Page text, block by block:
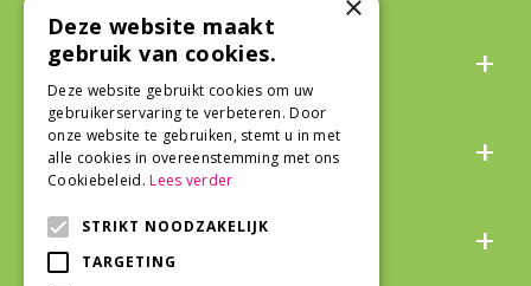
Algemeen
Over ons
Snel naar
Deze website maakt
gebruik van cookies.
Deze website gebruikt cookies om uw
gebruikerservaring te verbeteren. Door
onze website te gebruiken, stemt u in met
alle cookies in overeenstemming met ons
Cookiebeleid.Lees verder
STRIKT NOODZAKELIJK
TARGETING